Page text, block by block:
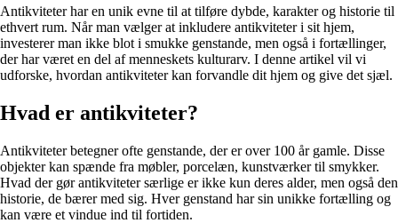
Antikviteter har en unik evne til at tilføre dybde, karakter og historie til
ethvert rum. Når man vælger at inkludere antikviteter i sit hjem,
investerer man ikke blot i smukke genstande, men også i fortællinger,
der har været en del af menneskets kulturarv. I denne artikel vil vi
udforske, hvordan antikviteter kan forvandle dit hjem og give det sjæl.
Hvad er antikviteter?
Antikviteter betegner ofte genstande, der er over 100 år gamle. Disse
objekter kan spænde fra møbler, porcelæn, kunstværker til smykker.
Hvad der gør antikviteter særlige er ikke kun deres alder, men også den
historie, de bærer med sig. Hver genstand har sin unikke fortælling og
kan være et vindue ind til fortiden.